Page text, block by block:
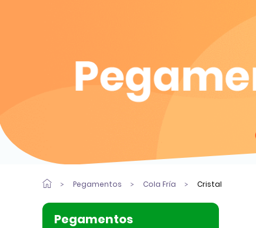
Pegamentos Cola Fría Cristal
Pegamentos